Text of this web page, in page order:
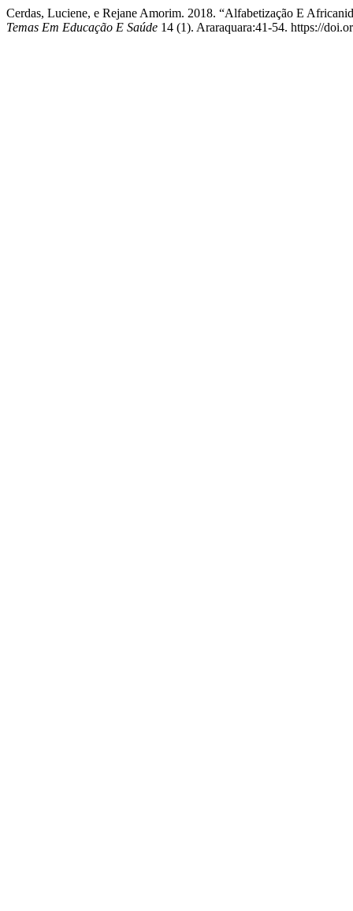
Cerdas, Luciene, e Rejane Amorim. 2018. “Alfabetização E
Temas Em Educação E Saúde 14 (1). Araraquara:41-54. https://